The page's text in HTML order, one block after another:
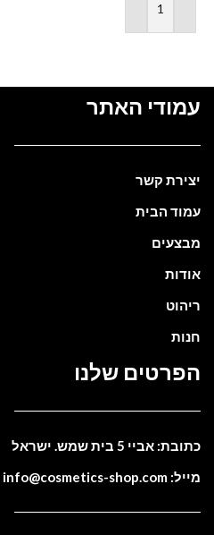
הוספה לסל
עמודי האתר
יצירת קשר
עמוד הבית
מבצעים
אודות
ריהוט
חנות
הפרטים שלנו
כתובת: אביי 5 בית שמש. ישראל
מייל: info@cosmetics-shop.com